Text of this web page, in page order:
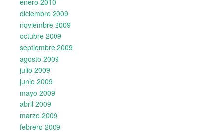
diciembre 2009
noviembre 2009
octubre 2009
septiembre 2009
agosto 2009
julio 2009
junio 2009
mayo 2009
abril 2009
marzo 2009
febrero 2009